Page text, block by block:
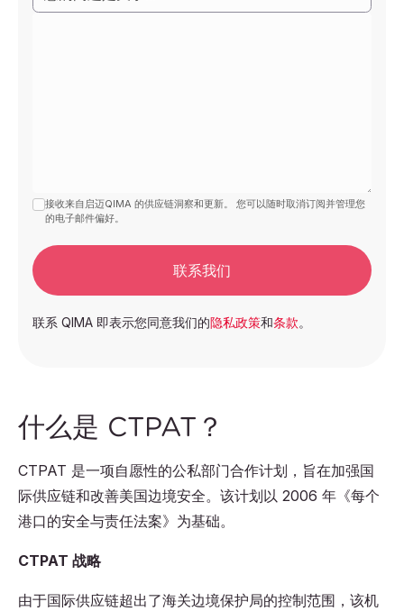
接收来自启迈QIMA 的供应链洞察和更新。 您可以随时取消订阅并管理您
的电子邮件偏好。
联系我们
联系 QIMA 即表示您同意我们的隐私政策和条款。
什么是 CTPAT？
CTPAT 是一项自愿性的公私部门合作计划，旨在加强国
际供应链和改善美国边境安全。该计划以 2006 年《每个
港口的安全与责任法案》为基础。
CTPAT 战略
由于国际供应链超出了海关边境保护局的控制范围，该机